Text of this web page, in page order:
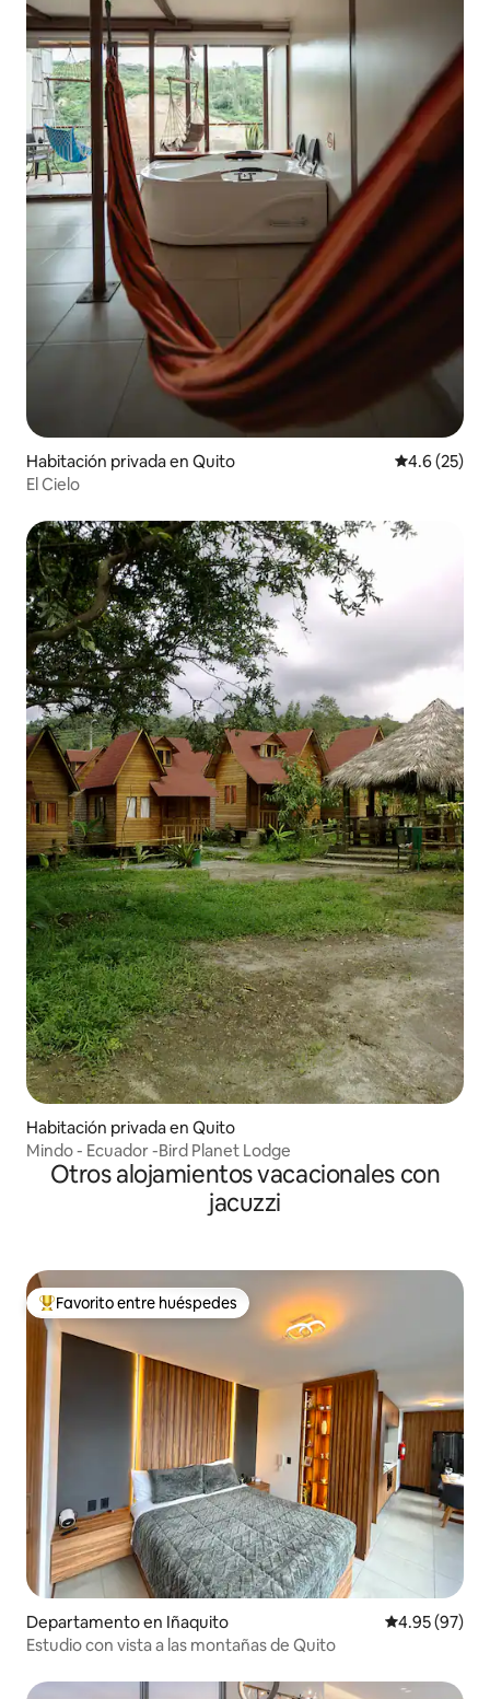
Habitación privada en Quito Calificación
4.6 (25)
El Cielo
Habitación privada en Quito
Mindo - Ecuador -Bird Planet Lodge
Otros alojamientos vacacionales con
jacuzzi
De los mejores en Favorito entre huéspedes
Favorito entre huéspedes
Departamento en Iñaquito Calificación
4.95 (97)
Estudio con vista a las montañas de Quito